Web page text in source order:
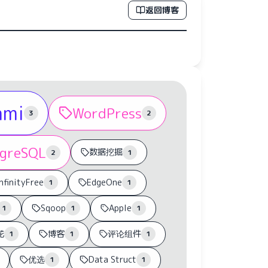
返回博客
3 WordPress 2
2 数据挖掘 1
1 EdgeOne 1
1 Sqoop 1 Apple 1
1 博客 1 评论组件 1
优选 1 Data Struct 1